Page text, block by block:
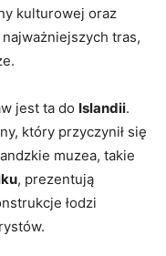
kulturowej oraz
tras,
jest ta do Islandii.
który przyczynił się
muzea, takie
, prezentują
łodzi